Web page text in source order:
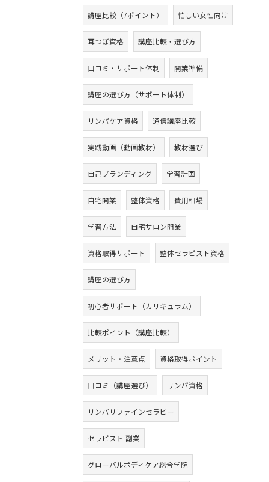
講座比較（7ポイント） 忙しい女性向け
耳つぼ資格 講座比較・選び方
口コミ・サポート体制 開業準備
講座の選び方（サポート体制）
リンパケア資格 通信講座比較
実践動画（動画教材） 教材選び
自己ブランディング 学習計画
自宅開業 整体資格 費用相場
学習方法 自宅サロン開業
資格取得サポート 整体セラピスト資格
講座の選び方
初心者サポート（カリキュラム）
比較ポイント（講座比較）
メリット・注意点 資格取得ポイント
口コミ（講座選び） リンパ資格
リンパリファインセラピー
セラピスト 副業
グローバルボディケア総合学院